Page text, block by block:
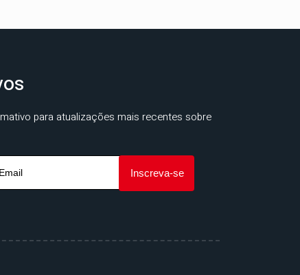
para atualizações mais recentes sobre